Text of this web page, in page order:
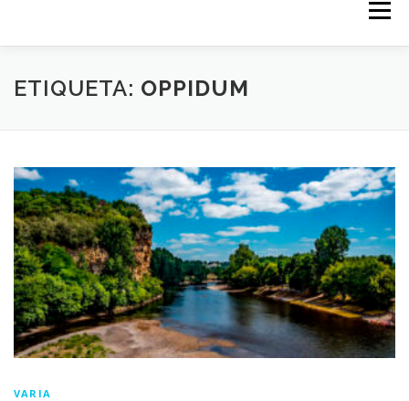
Menú
INICIO PRESENTACIÓN ORGANIZACIÓN
LUGAR DE CELEBRACIÓN INSCRIPCIONES
ETIQUETA: OPPIDUM
VARIA